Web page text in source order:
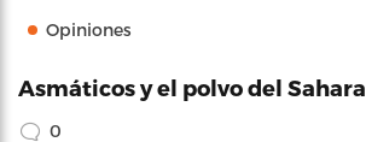
Opiniones
Asmáticos y el polvo del Sahara
0